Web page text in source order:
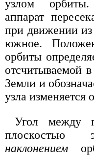
узлом
аппарат
при движении
южное.
орбиты
отсчитываемой
Земли и
узла изменяется
Угол между
плоскостью
наклонением